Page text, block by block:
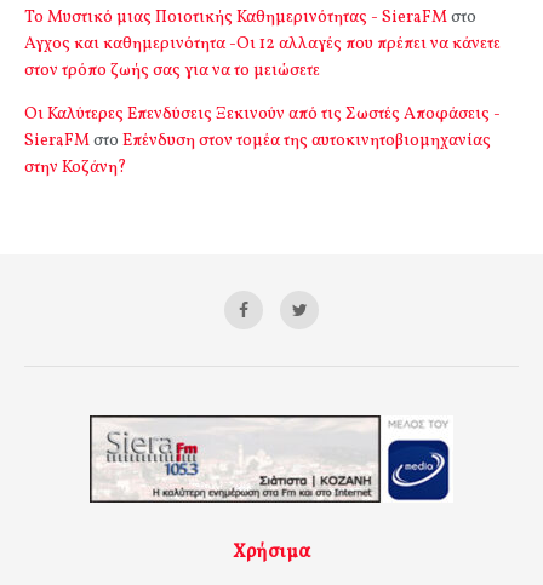
Το Μυστικό μιας Ποιοτικής Καθημερινότητας - SieraFMστο
Αγχος και καθημερινότητα -Οι 12 αλλαγές που πρέπει να κάνετε
στον τρόπο ζωής σας για να το μειώσετε
Οι Καλύτερες Επενδύσεις Ξεκινούν από τις Σωστές Αποφάσεις -
SieraFMστο Επένδυση στον τομέα της αυτοκινητοβιομηχανίας
στην Κοζάνη?
Χρήσιμα